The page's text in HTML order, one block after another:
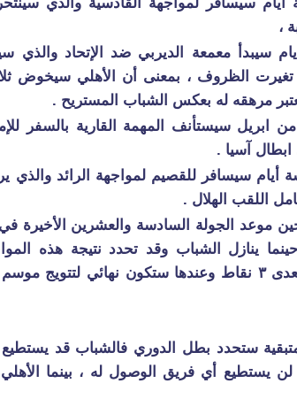
،
سيبدأ معمعة الديربي ضد الإتحاد والذي
تغيرت الظروف ، بمعنى أن الأهلي سيخوض
مرهقه له بعكس الشباب المستريح .
ابريل سيستأنف المهمة القارية بالسفر
آسيا .
أيام سيسافر للقصيم لمواجهة الرائد والذي
اللقب الهلال .
موعد الجولة السادسة والعشرين الأخيرة
ينازل الشباب وقد تحدد نتيجة هذه
لن يستطيع أي فريق الوصول له ، بينما